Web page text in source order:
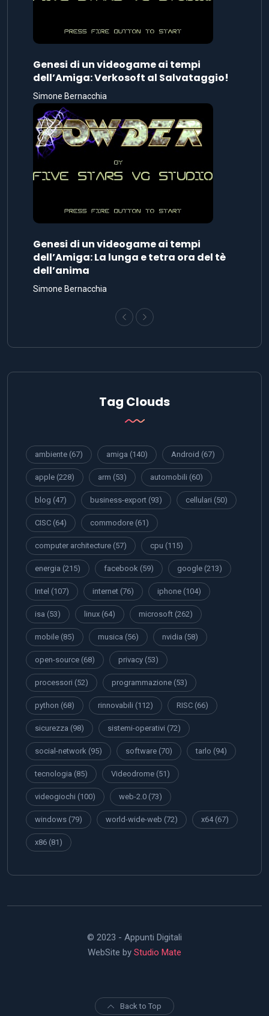
Genesi di un videogame ai tempi
dell’Amiga: Verkosoft al Salvataggio!
Simone Bernacchia
Genesi di un videogame ai tempi
dell’Amiga: La lunga e tetra ora del tè
dell’anima
Simone Bernacchia
Tag Clouds
ambiente (67) amiga (140) Android (67)
apple (228) arm (53) automobili (60)
blog (47) business-export (93) cellulari (50)
CISC (64) commodore (61)
computer architecture (57) cpu (115)
energia (215) facebook (59) google (213)
Intel (107) internet (76) iphone (104)
isa (53) linux (64) microsoft (262)
mobile (85) musica (56) nvidia (58)
open-source (68) privacy (53)
processori (52) programmazione (53)
python (68) rinnovabili (112) RISC (66)
sicurezza (98) sistemi-operativi (72)
social-network (95) software (70) tarlo (94)
tecnologia (85) Videodrome (51)
videogiochi (100) web-2.0 (73)
windows (79) world-wide-web (72) x64(67)
x86 (81)
© 2023 - Appunti Digitali
WebSite by Studio Mate
Back to Top